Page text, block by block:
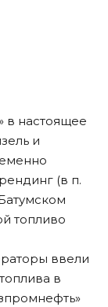
в настоящее
и
(в п.
топливо
ввели
в